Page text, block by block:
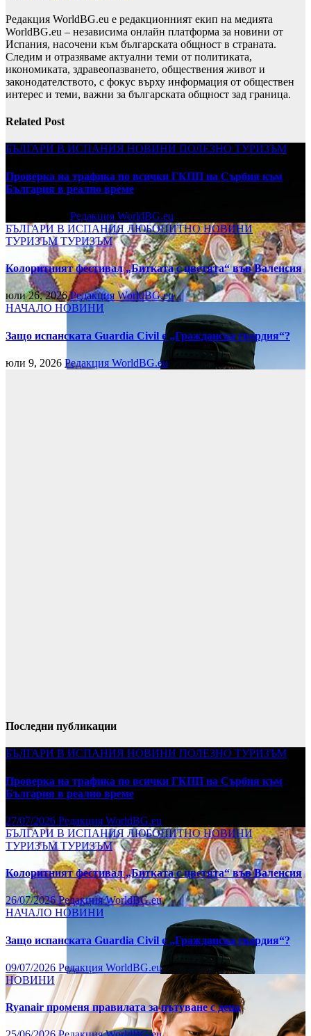
Редакция WorldBG.eu е редакционният екип на медията
WorldBG.eu – независима онлайн платформа за новини от
Испания, насочени към българската общност в страната.
Следим и отразяваме актуални теми от политиката,
икономиката, здравеопазването, обществения живот и
законодателството, с фокус върху информация от обществен
интерес и теми, важни за българската общност зад граница.
Related Post
БЪЛГАРИ В ИСПАНИЯ НОВИНИ ПОЛЕЗНО ТУРИЗЪМ
Проверка на трафика по всички ГКПП на Сърбия към
България в реално време
Редакция WorldBG.eu
БЪЛГАРИ В ИСПАНИЯ ЛЮБОПИТНОНОВИНИ
ТУРИЗЪМТУРИЗЪМ
Колоритният фестивал „Битката с цветята“ във Валенсия
юли 26, 2026Редакция WorldBG.eu
НАЧАЛО НОВИНИ
Защо испанската Guardia Civil е „Гражданска гвардия“?
юли 9, 2026 Редакция WorldBG.eu
Последни публикации
БЪЛГАРИ В ИСПАНИЯ НОВИНИ ПОЛЕЗНО ТУРИЗЪМ
Проверка на трафика по всички ГКПП на Сърбия към
България в реално време
27/07/2026 Редакция WorldBG.eu
БЪЛГАРИ В ИСПАНИЯ ЛЮБОПИТНОНОВИНИ
ТУРИЗЪМТУРИЗЪМ
Колоритният фестивал „Битката с цветята“ във Валенсия
26/07/2026Редакция WorldBG.eu
НАЧАЛО НОВИНИ
Защо испанската Guardia Civil е „Гражданска гвардия“?
09/07/2026 Редакция WorldBG.eu
НОВИНИ
Ryanair променя правилата за пътуване с деца